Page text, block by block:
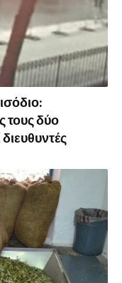
τους δύο
διευθυντές